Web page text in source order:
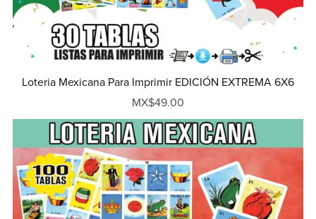
Loteria Mexicana Para Imprimir EDICIÓN EXTREMA 6X6
MX$49.00